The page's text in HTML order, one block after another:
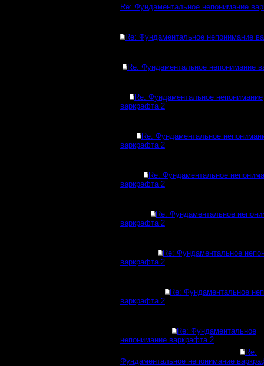
Re: Фундаментальное непонимание
Re: Фундаментальное непонимание
Re: Фундаментальное непонимание
Re: Фундаментальное непонимание
варкрафта 2
Re: Фундаментальное
варкрафта 2
Re: Фундаментальное
варкрафта 2
Re: Фундаментальное
варкрафта 2
Re: Фундаментальное
варкрафта 2
Re: Фундаментальное
варкрафта 2
Re: Фундаментальное
непонимание варкрафта 2
Re:
Фундаментальное непонимание